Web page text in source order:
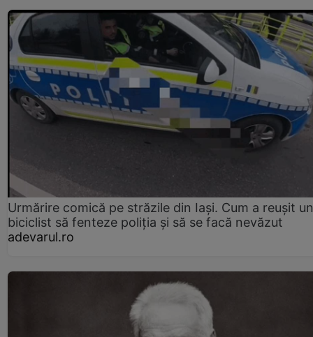
Urmărire comică pe străzile din Iași. Cum a reușit un
biciclist să fenteze poliția și să se facă nevăzut
adevarul.ro